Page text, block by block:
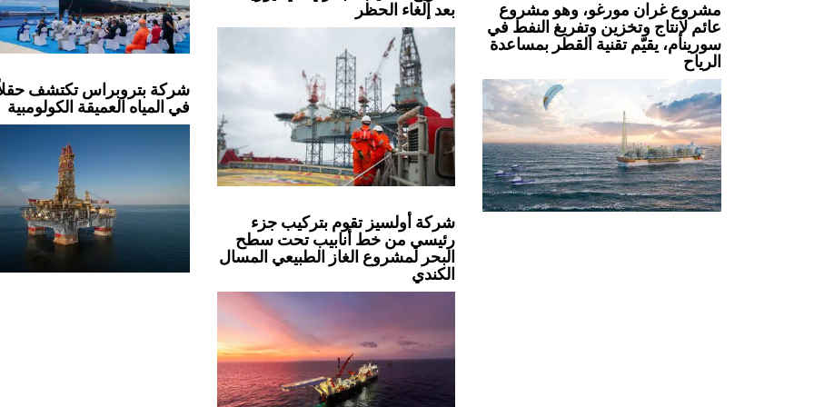
شركة بتروبراس تكتشف حقلاً
في المياه العميقة الكولومبية
بعد إلغاء الحظر
شركة أولسيز تقوم بتركيب جزء
رئيسي من خط أنابيب تحت سطح
البحر لمشروع الغاز الطبيعي المسال
الكندي
مشروع غران مورغو، وهو مشروع
عائم لإنتاج وتخزين وتفريغ النفط في
سورينام، يقيّم تقنية القطر بمساعدة
الرياح